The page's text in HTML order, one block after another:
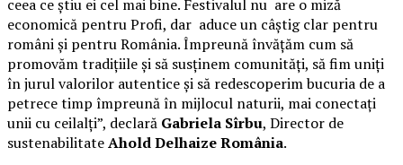
ceea ce știu ei cel mai bine. Festivalul nu are o miză
economică pentru Profi, dar aduce un câștig clar pentru
români și pentru România. Împreună învățăm cum să
promovăm tradițiile și să susținem comunități, să fim uniți
în jurul valorilor autentice și să redescoperim bucuria de a
petrece timp împreună în mijlocul naturii, mai conectați
unii cu ceilalți”, declară Gabriela Sîrbu, Director de
sustenabilitateAhold Delhaize România.